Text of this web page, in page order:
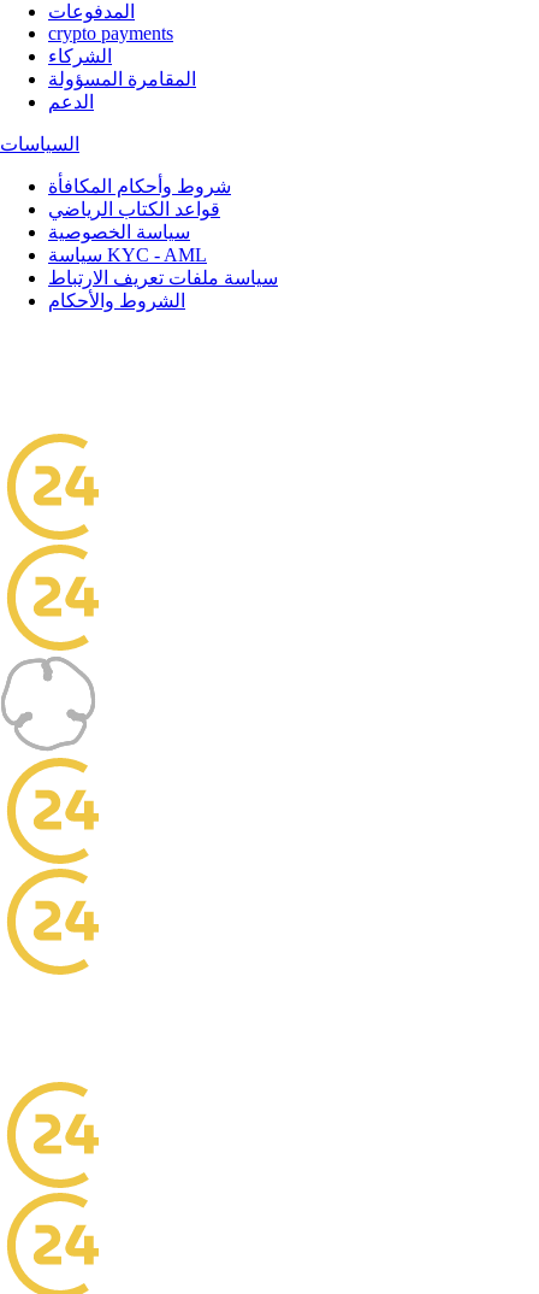
المدفوعات
crypto payments
الشركاء
المقامرة المسؤولة
الدعم
السياسات
شروط وأحكام المكافأة
قواعد الكتاب الرياضي
سياسة الخصوصية
سياسة KYC - AML
سياسة ملفات تعريف الارتباط
الشروط والأحكام